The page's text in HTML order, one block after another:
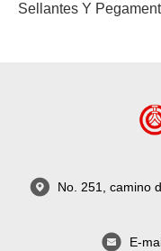
Sellantes Y
No. 251, camino
E-